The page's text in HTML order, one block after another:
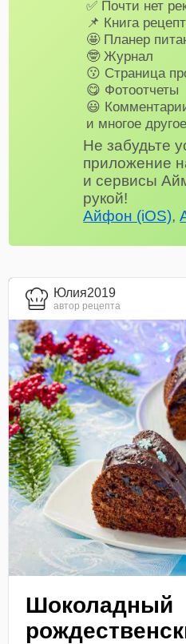
✅ Почти нет
📌 Книга
🤩 Планер
🤓 Журнал
😗 Страница
😋 Фотоотчеты
😃
и многое
Не забудьте
приложение
и сервисы
рукой!
Айфон (iOS),
Юлия2019
автор рецепта
Шоколадный